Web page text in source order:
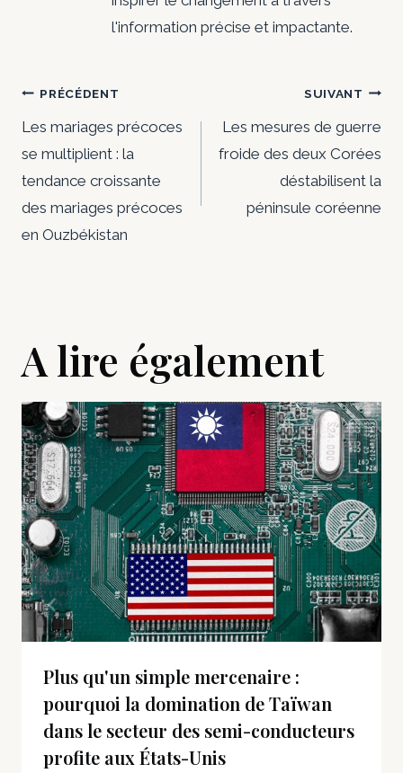
l'information précise et impactante.
Navigation
de
l’article
PRÉCÉDENT
Les mariages précoces
se multiplient : la
tendance croissante
des mariages précoces
en Ouzbékistan
SUIVANT
Les mesures de guerre
froide des deux Corées
déstabilisent la
péninsule coréenne
A lire également
Plus qu'un simple mercenaire :
pourquoi la domination de Taïwan
dans le secteur des semi-conducteurs
profite aux États-Unis